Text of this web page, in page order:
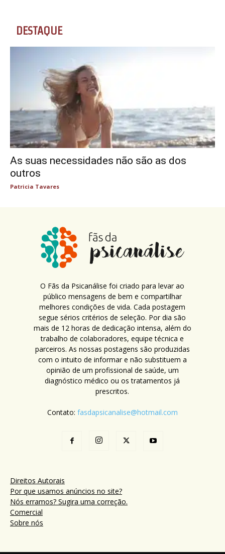
DESTAQUE
As suas necessidades não são as dos
outros
Patricia Tavares
O Fãs da Psicanálise foi criado para levar ao
público mensagens de bem e compartilhar
melhores condições de vida. Cada postagem
segue sérios critérios de seleção. Por dia são
mais de 12 horas de dedicação intensa, além do
trabalho de colaboradores, equipe técnica e
parceiros. As nossas postagens são produzidas
com o intuito de informar e não substituem a
opinião de um profissional de saúde, um
diagnóstico médico ou os tratamentos já
prescritos.
Contato: fasdapsicanalise@hotmail.com
Direitos Autorais
Por que usamos anúncios no site?
Nós erramos? Sugira uma correção.
Comercial
Sobre nós